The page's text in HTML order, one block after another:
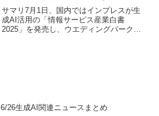
サマリ7月1日、国内ではインプレスが生
成AI活用の「情報サービス産業白書
2025」を発売し、ウエディングパークが
6/26生成AI関連ニュースまとめ